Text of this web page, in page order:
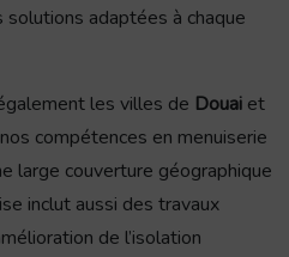
adaptées à chaque
les villes de Douai et
compétences en menuiserie
large couverture géographique
inclut aussi des travaux
de l’isolation